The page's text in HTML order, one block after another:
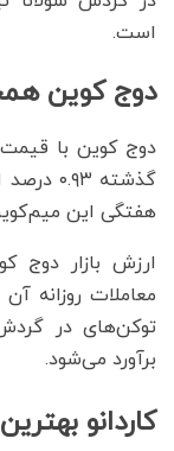
است.
دوج کوین
گذشته
هفتگی این میم‌کوین محبوب نیز
برآورد می‌شود.
کاردانو